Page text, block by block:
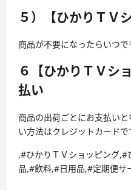
５）【ひかりＴＶ
商品が不要になったらいつで
６【ひかりＴＶシ
払い
商品の出荷ごとにお支払い
い方法はクレジットカードで
,#ひかりＴＶショッピング
品,#飲料,#日用品,#定期便サ